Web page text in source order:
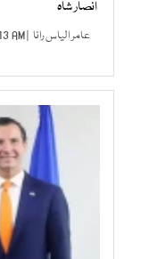
انصار شاہ
عامر الیاس رانا | JUL 23, 2026 07:13 AM |